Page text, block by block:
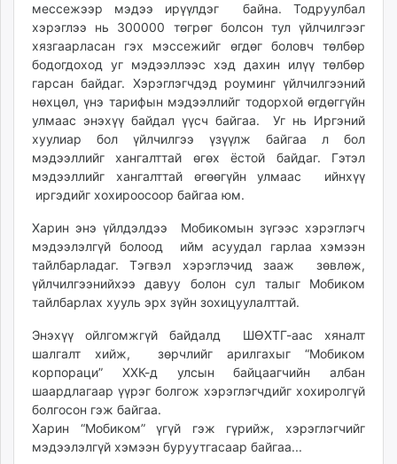
unuudur.mn
isee.mn
mglradio.com
fact.mn
itoim.mn
tumen.mn
shuum.mn
times.mn
tvmongolia.mn
unegui.mn
assa.mn
toim.mn
tac.mn
unread.today
мессежээр мэдээ ирүүлдэг байна. Тодруулбал
хэрэглээ нь 300000 төгрөг болсон тул үйлчилгээг
хязгаарласан гэх мэссежийг өгдөг боловч төлбөр
бодогдоход уг мэдээллээс хэд дахин илүү төлбөр
гарсан байдаг. Хэрэглэгчдэд роуминг үйлчилгээний
нөхцөл, үнэ тарифын мэдээллийг тодорхой өгдөггүйн
улмаас энэхүү байдал үүсч байгаа. Уг нь Иргэний
хуулиар бол үйлчилгээ үзүүлж байгаа л бол
мэдээллийг хангалттай өгөх ёстой байдаг. Гэтэл
мэдээллийг хангалттай өгөөгүйн улмаас ийнхүү
иргэдийг хохироосоор байгаа юм.
Харин энэ үйлдэлдээ Мобикомын зүгээс хэрэглэгч
мэдээлэлгүй болоод ийм асуудал гарлаа хэмээн
тайлбарладаг. Тэгвэл хэрэглэчид зааж зөвлөж,
үйлчилгээнийхээ давуу болон сул талыг Мобиком
тайлбарлах хууль эрх зүйн зохицуулалттай.
Энэхүү ойлгомжгүй байдалд ШӨХТГ-аас хяналт
шалгалт хийж, зөрчлийг арилгахыг “Мобиком
корпораци” ХХК-д улсын байцаагчийн албан
шаардлагаар үүрэг болгож хэрэглэгчдийг хохиролгүй
болгосон гэж байгаа.
Харин “Мобиком” үгүй гэж гүрийж, хэрэглэгчийг
мэдээлэлгүй хэмээн буруутгасаар байгаа...